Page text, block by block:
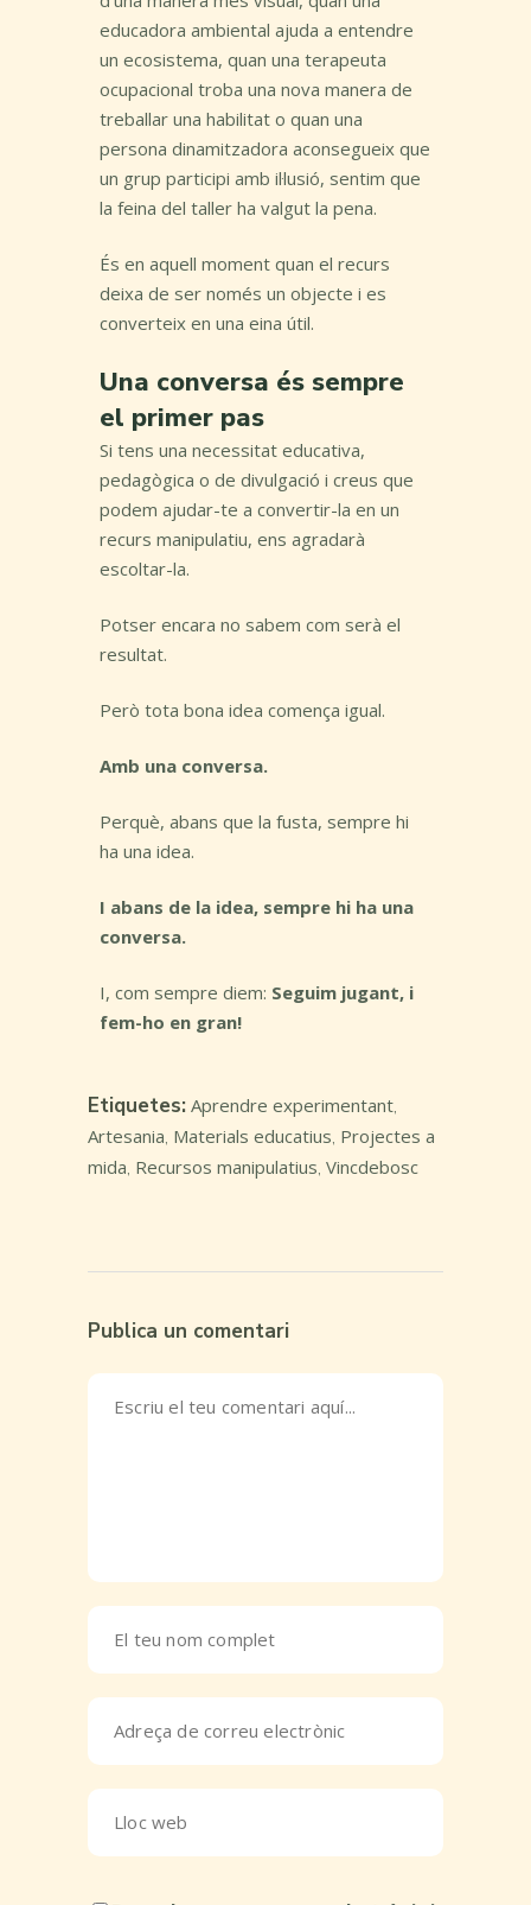
educadora ambiental ajuda a entendre
un ecosistema, quan una terapeuta
ocupacional troba una nova manera de
treballar una habilitat o quan una
persona dinamitzadora aconsegueix que
un grup participi amb il·lusió, sentim que
la feina del taller ha valgut la pena.
És en aquell moment quan el recurs
deixa de ser només un objecte i es
converteix en una eina útil.
Una conversa és sempre
el primer pas
Si tens una necessitat educativa,
pedagògica o de divulgació i creus que
podem ajudar-te a convertir-la en un
recurs manipulatiu, ens agradarà
escoltar-la.
Potser encara no sabem com serà el
resultat.
Però tota bona idea comença igual.
Amb una conversa.
Perquè, abans que la fusta, sempre hi
ha una idea.
I abans de la idea, sempre hi ha una
conversa.
I, com sempre diem: Seguim jugant, i
fem-ho en gran!
Etiquetes: Aprendre experimentant,
Artesania, Materials educatius, Projectes a
mida, Recursos manipulatius, Vincdebosc
Publica un comentari